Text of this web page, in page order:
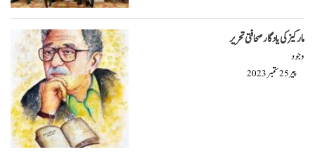
مارکیز کی یادگار صحافتی تحریر
وجود
پیر25ستمبر2023